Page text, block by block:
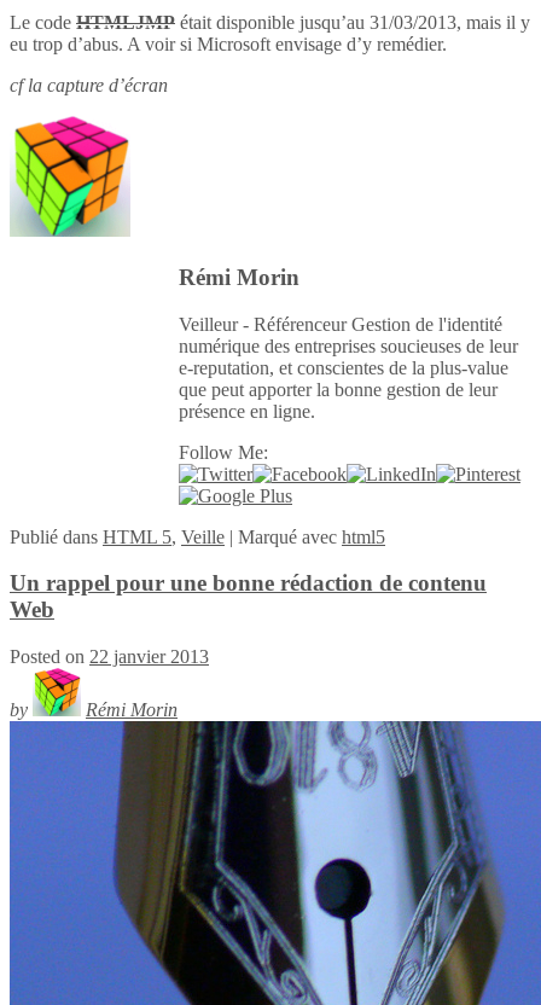
Le code HTMLJMP était disponible jusqu’au 31/03/2013, mais il y
eu trop d’abus. A voir si Microsoft envisage d’y remédier.
cf la capture d’écran
Rémi Morin
Veilleur - Référenceur Gestion de l'identité
numérique des entreprises soucieuses de leur
e-reputation, et conscientes de la plus-value
que peut apporter la bonne gestion de leur
présence en ligne.
Follow Me:
Publié dans HTML 5, Veille | Marqué avec html5
Un rappel pour une bonne rédaction de contenu
Web
Posted on 22 janvier 2013
by Rémi Morin